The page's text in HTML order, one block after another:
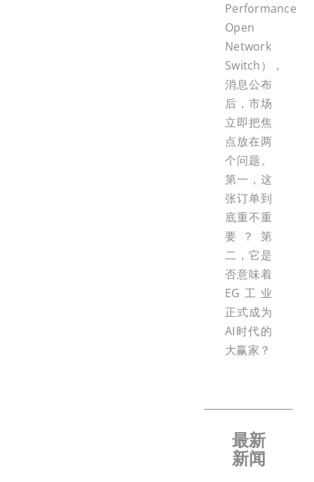
Performance
Open
Network
Switch），
消息公布
后，市场
立即把焦
点放在两
个问题。
第一，这
张订单到
底重不重
要？第
二，它是
否意味着
EG工业
正式成为
AI时代的
大赢家？
最新
新闻